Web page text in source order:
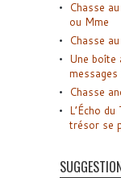
Chasse
ou Mme
Chasse
Une boîte
messages
Chasse
L’Écho
trésor se